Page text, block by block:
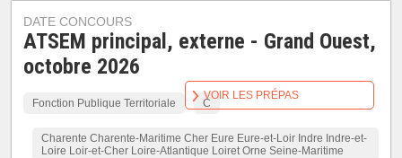
DATE CONCOURS
ATSEM principal, externe - Grand Ouest,
octobre 2026
Fonction Publique Territoriale C
Charente Charente-Maritime Cher Eure Eure-et-Loir Indre Indre-et-
Loire Loir-et-Cher Loire-Atlantique Loiret Orne Seine-Maritime
VOIR LES PRÉPAS